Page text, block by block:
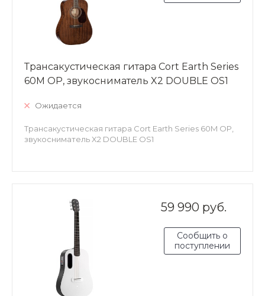
Трансакустическая гитара Cort Earth Series
60M OP, звукосниматель X2 DOUBLE OS1
Ожидается
Трансакустическая гитара Cort Earth Series 60M OP,
звукосниматель X2 DOUBLE OS1
59 990 руб.
Сообщить о
поступлении